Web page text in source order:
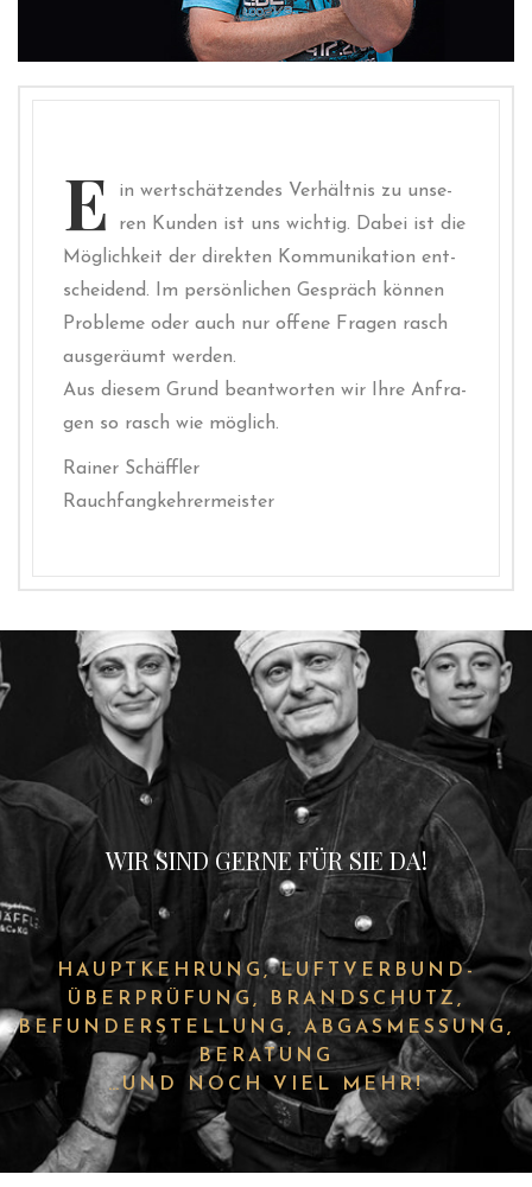
E
in wert­schät­zen­des Ver­hält­nis zu unse­
ren Kun­den ist uns wich­tig. Dabei ist die
Mög­lich­keit der direk­ten Kom­mu­ni­ka­ti­on ent­
schei­dend. Im per­sön­li­chen Gespräch kön­nen
Pro­ble­me oder auch nur offe­ne Fra­gen rasch
aus­ge­räumt werden.
Aus die­sem Grund beant­wor­ten wir Ihre Anfra­
gen so rasch wie möglich.
Rai­ner Schäffler
Rauchfangkehrermeister
WIR SIND GERNE FÜR SIE DA!
HAUPTKEHRUNG, LUFTVERBUND-
ÜBERPRÜFUNG, BRANDSCHUTZ,
BEFUNDERSTELLUNG, ABGASMESSUNG,
BERATUNG
…UND NOCH VIEL MEHR!